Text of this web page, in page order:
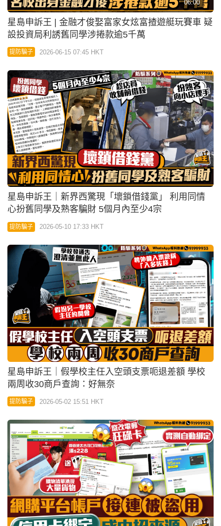
06:00
星島申訴王 | 金融才俊娶富家女炫富揸遊艇玩賽車 疑
設投資局利誘舊同學涉捲款逾5千萬
提防騙子 2026-06-15 07:45 HKT
星島申訴王｜新界西驚現「壞鎖借錢黨」 利用同情
心扮舊同學及熟客騙財 5個月內至少4宗
提防騙子 2026-05-10 17:33 HKT
星島申訴王｜假學校主任入空頭支票呃退差額 學校
兩周收30商戶查詢：好無奈
提防騙子 2026-05-02 15:51 HKT